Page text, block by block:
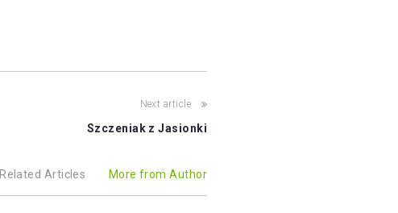
Next article
Szczeniak z Jasionki
Related Articles More from Author